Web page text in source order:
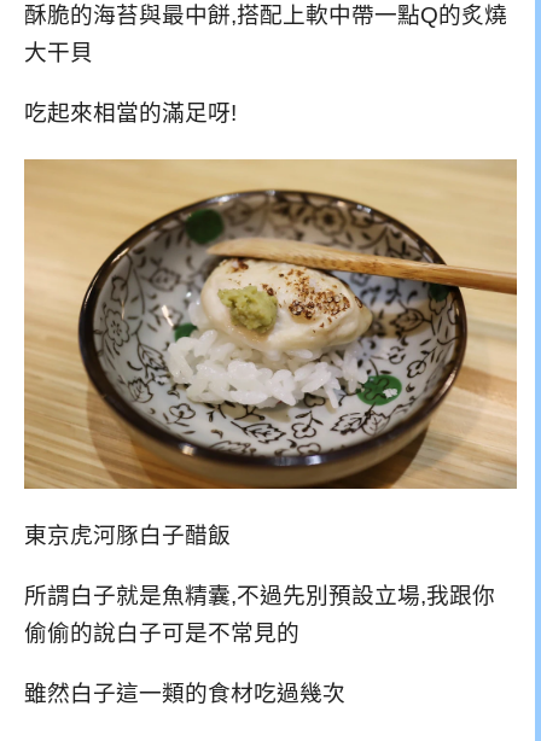
酥脆的海苔與最中餅,搭配上軟中帶一點Q的炙燒
大干貝
吃起來相當的滿足呀!
東京虎河豚白子醋飯
所謂白子就是魚精囊,不過先別預設立場,我跟你
偷偷的說白子可是不常見的
雖然白子這一類的食材吃過幾次